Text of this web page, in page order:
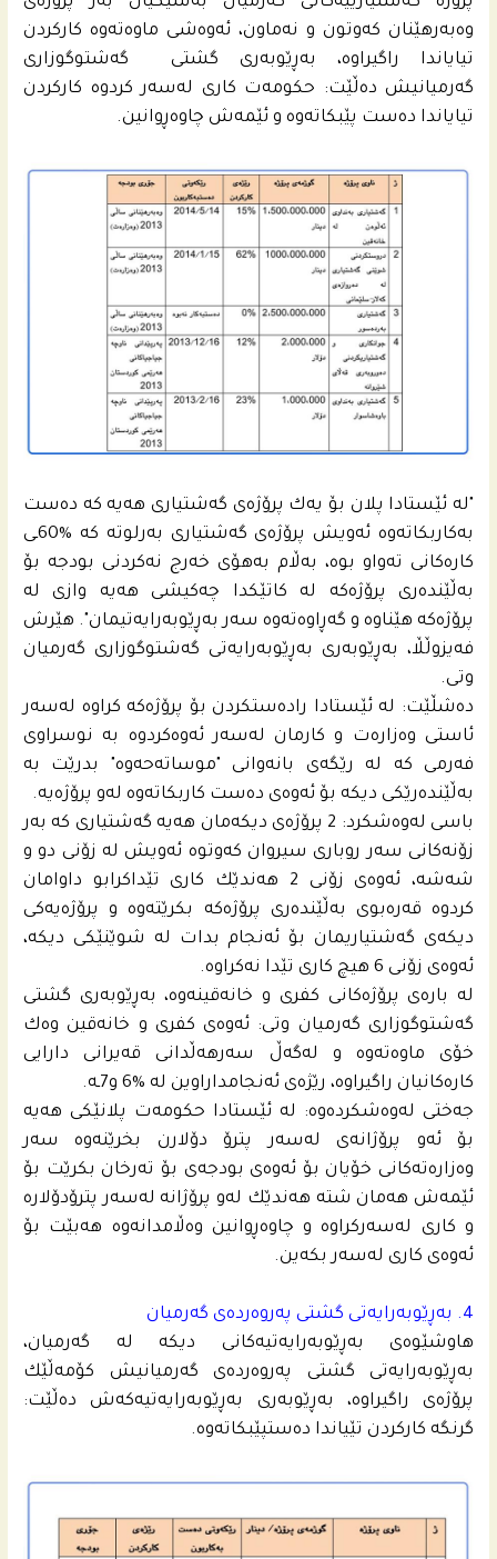
وه‌به‌رهێنان كه‌وتون و نه‌ماون، ئه‌وه‌شى ماوه‌ته‌وه‌ كاركردن
تیایاندا راگیراوه‌، به‌ڕێوبه‌رى گشتى گه‌شتوگوزارى
گه‌رمیانیش ده‌ڵێت: حكومه‌ت كارى له‌سه‌ر كردوه‌ كاركردن
تیایاندا ده‌ست پێبكاته‌وه‌ و ئێمه‌ش چاوه‌ڕوانین.
"له‌ ئێستادا پلان بۆ یه‌ك پرۆژه‌ى گه‌شتیارى هه‌یه‌ كه‌ ده‌ست
به‌كاربكاته‌وه‌ ئه‌ویش پرۆژه‌ى گه‌شتیارى به‌رلوته‌ كه‌ %60ـى
كاره‌كانى ته‌واو بوه‌، به‌ڵام به‌هۆى خه‌رج نه‌كردنى بودجه‌ بۆ
به‌ڵێنده‌رى پرۆژه‌كه‌ له‌ كاتێكدا چه‌كیشى هه‌یه‌ وازى له‌
پرۆژه‌كه‌ هێناوه‌ و گه‌ڕاوه‌ته‌وه‌ سه‌ر به‌ڕێوبه‌رایه‌تیمان". هێرش
فه‌یزوڵڵا، به‌ڕێوبه‌رى به‌ڕێوبه‌رایه‌تى گه‌شتوگوزارى گه‌رمیان
وتى.
ده‌شڵێت: له‌ ئێستادا راده‌ستكردن بۆ پرۆژه‌كه‌ كراوه‌ له‌سه‌ر
ئاستى وه‌زاره‌ت و كارمان له‌سه‌ر ئه‌وه‌كردوه‌ به‌ نوسراوى
فه‌رمى كه‌ له‌ رێگه‌ى بانه‌وانى "موساته‌حه‌وه"‌ بدرێت به‌
به‌ڵێنده‌رێكى دیكه‌ بۆ ئه‌وه‌ى ده‌ست كاربكاته‌وه‌ له‌و پرۆژه‌یه‌.
باسى له‌وه‌شكرد: 2 پرۆژه‌ى دیكه‌مان هه‌یه‌ گه‌شتیارى كه‌ به‌ر
زۆنه‌كانى سه‌ر روبارى سیروان كه‌وتوه‌ ئه‌ویش له‌ زۆنى دو و
شه‌شه‌، ئه‌وه‌ى زۆنى 2 هه‌ندێك كارى تێداكرابو داوامان
كردوه‌ قه‌ره‌بوى به‌ڵێنده‌رى پرۆژه‌كه‌ بكرێته‌وه‌ و پرۆژه‌یه‌كى
دیكه‌ى گه‌شتیاریمان بۆ ئه‌نجام بدات له‌ شوێنێكى دیكه‌،
ئه‌وه‌ى زۆنى 6 هیچ كارى تێدا نه‌كراوه‌.
له‌ باره‌ى پرۆژه‌كانى كفرى و خانه‌قینه‌وه‌، به‌ڕێوبه‌رى گشتى
گه‌شتوگوزارى گه‌رمیان وتی: ئه‌وه‌ى كفرى و خانه‌قین وه‌ك
خۆى ماوه‌ته‌وه‌ و له‌گه‌ڵ سه‌رهه‌ڵدانى قه‌یرانى دارایی
كاره‌كانیان راگیراوه‌، رێژه‌ى ئه‌نجامداراوین له‌ %6 و7ـه‌.
جه‌ختى له‌وه‌شكرده‌وه‌: له‌ ئێستادا حكومه‌ت پلانێكى هه‌یه‌
بۆ ئه‌و پرۆژانه‌ى له‌سه‌ر پترۆ دۆلارن بخرێنه‌وه‌ سه‌ر
وه‌زاره‌ته‌كانى خۆیان بۆ ئه‌وه‌ى بودجه‌ى بۆ ته‌رخان بكرێت بۆ
ئێمه‌ش هه‌مان شته‌ هه‌ندێك له‌و پرۆژانه‌ له‌سه‌ر پترۆدۆلاره‌
و كارى له‌سه‌ركراوه‌ و چاوه‌ڕوانین وه‌ڵامدانه‌وه‌ هه‌بێت بۆ
ئه‌وه‌ى كارى له‌سه‌ر بكه‌ین.
4. به‌ڕێوبه‌رایه‌تى گشتى په‌روه‌رده‌ى گه‌رمیان
هاوشێوه‌ى به‌ڕێوبه‌رایه‌تیه‌كانى دیكه‌ له‌ گه‌رمیان،
به‌ڕێوبه‌رایه‌تى گشتى په‌روه‌رده‌ى گه‌رمیانیش كۆمه‌ڵێك
پرۆژه‌ى راگیراوه‌، به‌ڕێوبه‌رى به‌ڕێوبه‌رایه‌تیه‌كه‌ش ده‌ڵێت:
گرنگه‌ كاركردن تێیاندا ده‌ستپێبكاته‌وه‌.